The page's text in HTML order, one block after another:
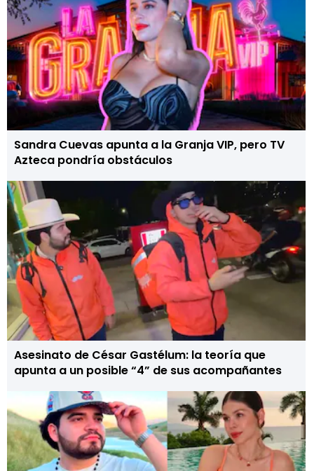
Sandra Cuevas apunta a la Granja VIP, pero TV
Azteca pondría obstáculos
Asesinato de César Gastélum: la teoría que
apunta a un posible “4” de sus acompañantes